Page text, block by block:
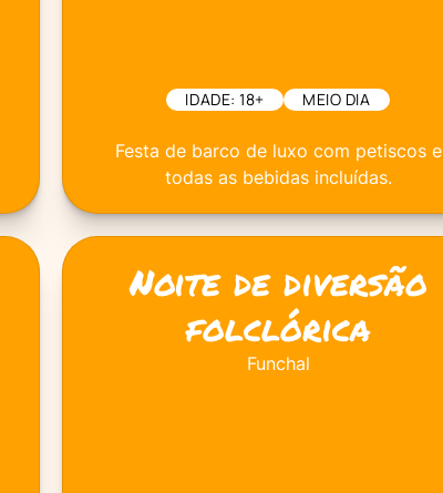
IDADE: 18+ MEIO DIA
Festa de barco de luxo com petiscos e
todas as bebidas incluídas.
Noite de diversão
folclórica
Funchal